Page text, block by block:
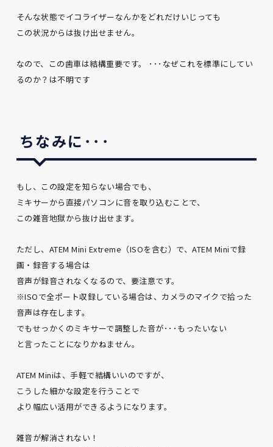
そんな状態でイコライザーなんかをどれだけいじっても
この状況からは抜け出せません。
なので、この歯車は結構重要です。 ･･･なぜこれを標準にしてい
るのか？は不明です
ちなみに･･･
もし、この設定を知らない場合でも、
ミキサーから直接パソコンに音を取り込むことで、
この雑音地獄から抜け出せます。
ただし、ATEM Mini Extreme（ISOを含む）で、ATEM Miniで録
画・録音する場合は
音声が録音されなくなるので、要注意です。
※ISOで全ポート収録している場合は、カメラのマイクで拾った
音声は存在します。
でもせっかくのミキサーで調整した音が･･･もったいない
と言ったことになりかねません。
ATEM Miniは、手軽で結構いいのですが、
こうした細かな設定を行うことで
より幅広い活用ができるようになります。
雑音が解消されない！